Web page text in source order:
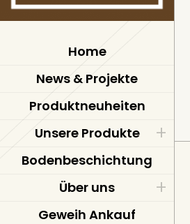
Home
News & Projekte
Produktneuheiten
Unsere Produkte
Bodenbeschichtung
Über uns
Geweih Ankauf